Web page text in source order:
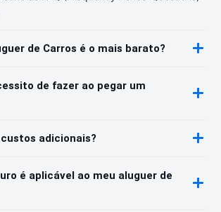
de Carros é o mais barato?
de fazer ao pegar um
adicionais?
é aplicável ao meu aluguer de